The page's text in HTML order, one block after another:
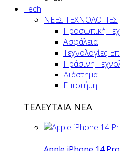
Tech
ΝΕΕΣ ΤΕΧΝΟΛΟΓΙΕΣ
Προσωπική
Ασφάλεια
Τεχνολογίες
Πράσινη
Διάστημα
Επιστήμη
ΤΕΛΕΥΤΑΙΑ ΝΕΑ
Apple iPhone 14